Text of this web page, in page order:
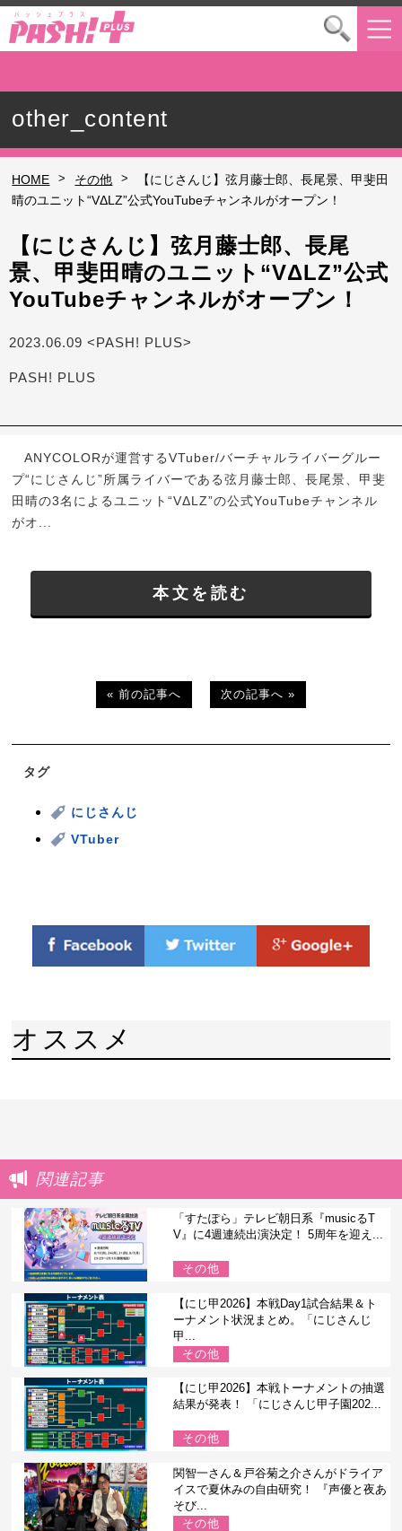
other_content
HOME > その他 >
【にじさんじ】弦月藤士郎、長尾景、甲斐田
晴のユニット“VΔLZ”公式YouTubeチャンネルがオープン！
【にじさんじ】弦月藤士郎、長尾
景、甲斐田晴のユニット“VΔLZ”公式
YouTubeチャンネルがオープン！
2023.06.09 <PASH! PLUS>
PASH! PLUS
ANYCOLORが運営するVTuber/バーチャルライバーグルー
プ“にじさんじ”所属ライバーである弦月藤士郎、長尾景、甲斐
田晴の3名によるユニット“VΔLZ”の公式YouTubeチャンネル
がオ...
本文を読む
« 前の記事へ 次の記事へ »
タグ
にじさんじ
VTuber
オススメ
関連記事
「すたぽら」テレビ朝日系『musicるT
V』に4週連続出演決定！ 5周年を迎え...
その他
【にじ甲2026】本戦Day1試合結果＆ト
ーナメント状況まとめ。「にじさんじ
甲...
その他
【にじ甲2026】本戦トーナメントの抽選
結果が発表！ 「にじさんじ甲子園202...
その他
関智一さん＆戸谷菊之介さんがドライア
イスで夏休みの自由研究！ 『声優と夜あ
そび...
その他